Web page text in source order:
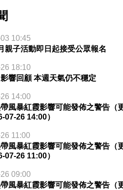
10:45
親子活動即日起接受公眾報名
18:10
影響回顧 本週天氣仍不穩定
14:00
風暴紅霞影響可能發佈之警告（
07-26 14:00）
11:00
風暴紅霞影響可能發佈之警告（
07-26 11:00）
09:00
風暴紅霞影響可能發佈之警告（